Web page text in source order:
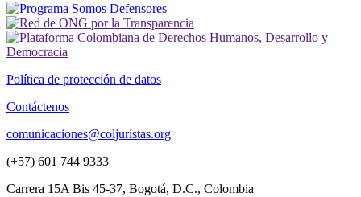
Política de protección de datos
Contáctenos
comunicaciones@coljuristas.org
(+57) 601 744 9333
Carrera 15A Bis 45-37, Bogotá, D.C., Colombia